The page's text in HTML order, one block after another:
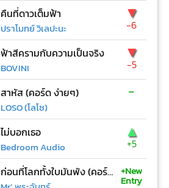
คืนที่ดาวเต็มฟ้า
ปราโมทย์ วิเลปะนะ
▼
-6
ฟ้าสีครามกับความเป็นจริง
BOVINI
▼
-5
สาหัส (คอร์ด ง่ายๆ)
LOSO (โลโซ)
-
ไม่บอกเธอ
Bedroom Audio
▲
+5
ก่อนที่โลกทั้งใบมันพัง (คอร์ด ง่ายๆ) +New
Entry